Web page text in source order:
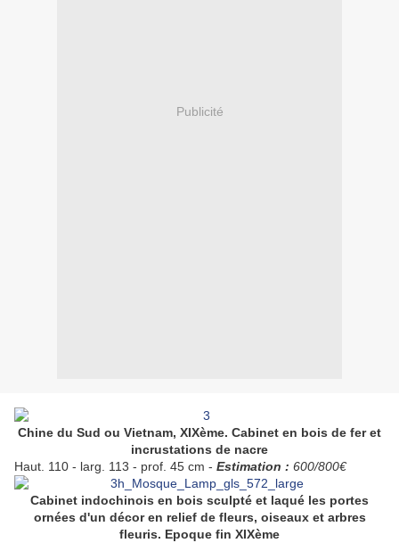
Publicité
Chine du Sud ou Vietnam, XIXème. Cabinet en bois de fer et
incrustations de nacre
Haut. 110 - larg. 113 - prof. 45 cm - Estimation : 600/800€
Cabinet indochinois en bois sculpté et laqué les portes
ornées d'un décor en relief de fleurs, oiseaux et arbres
fleuris. Epoque fin XIXème